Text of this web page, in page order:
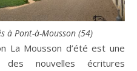
à Pont-à-Mousson (54)
La Mousson d’été est une
nouvelles écritures